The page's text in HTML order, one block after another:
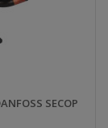
SECOP